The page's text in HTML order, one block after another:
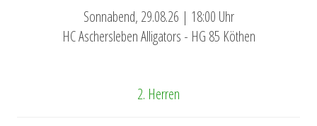
Sonnabend, 29.08.26 | 18:00 Uhr
HC Aschersleben Alligators - HG 85 Köthen
2. Herren